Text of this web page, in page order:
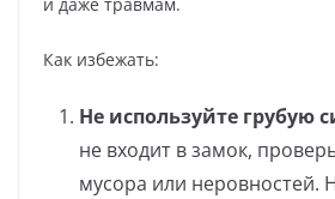
и даже травмам.
Как избежать:
Не используйте грубую
не входит в замок,
мусора или неровностей.